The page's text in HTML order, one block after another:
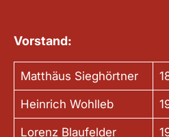
Vorstand:
Matthäus Sieghörtner
Heinrich Wohlleb
Lorenz Blaufelder